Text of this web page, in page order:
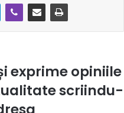
exprime opiniile
scriindu-